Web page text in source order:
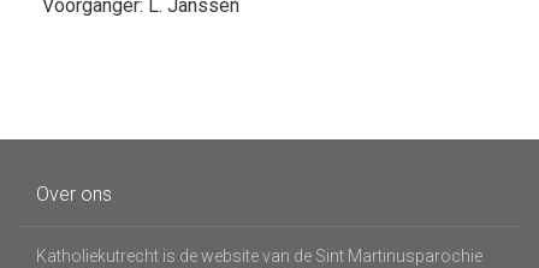
Voorganger: L. Janssen
Over ons
Katholiekutrecht is de website van de Sint Martinusparochie